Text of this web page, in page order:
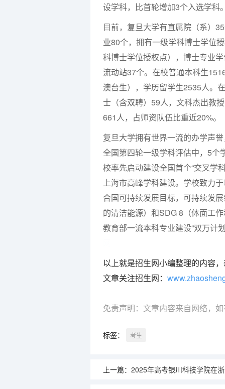
设学科，比首轮增加3个入选学科
目前，复旦大学有直属院（系）
业80个，拥有一级学科博士学位
科博士学位授权点），博士专业
流动站37个。在校普通本科生
澳台生），学历留学生2535人。
士（含双聘）59人，文科杰出教
661人，占师资队伍比重近20%。
复旦大学拥有世界一流的办学声
全国第四轮一级学科评估中，5个
校率先启动建设全国首个“交叉学
上海市高峰学科建设。学校致力
合国可持续发展目标，可持续发
的清洁能源）和SDG 8（体面工
教育部一流本科专业建设“双万计
以上就是招生网小编整理的内容
文章关注招生网：
免责声明：文章内容来自网络，
标签： 考生
上一篇： 2025年高考银川科技学院在浙江艺术类投档